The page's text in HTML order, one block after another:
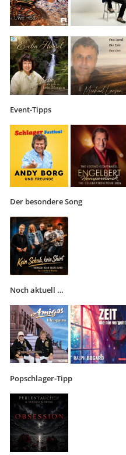
Event-Tipps
Der besondere Song
Noch aktuell …
Popschlager-Tipp